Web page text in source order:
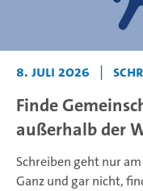
8. Juli 2026 |
Finde
außerhalb der
Schreiben geht nur
Ganz und gar nicht,